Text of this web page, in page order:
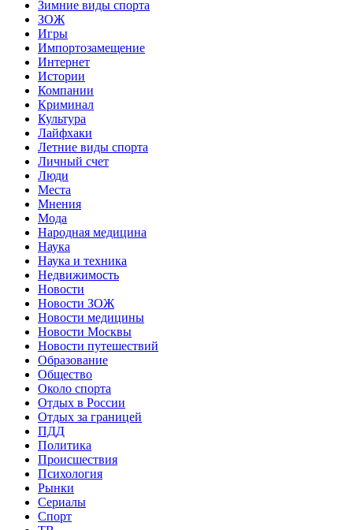
Зимние виды спорта
ЗОЖ
Игры
Импортозамещение
Интернет
Истории
Компании
Криминал
Культура
Лайфхаки
Летние виды спорта
Личный счет
Люди
Места
Мнения
Мода
Народная медицина
Наука
Наука и техника
Недвижимость
Новости
Новости ЗОЖ
Новости медицины
Новости Москвы
Новости путешествий
Образование
Общество
Около спорта
Отдых в России
Отдых за границей
ПДД
Политика
Происшествия
Психология
Рынки
Сериалы
Спорт